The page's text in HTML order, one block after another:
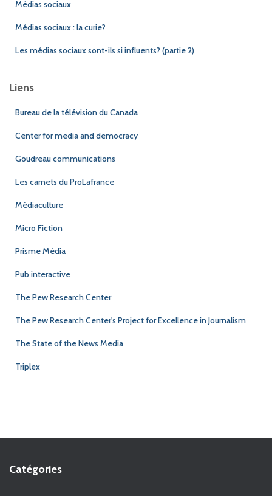
Médias sociaux
Médias sociaux : la curie?
Les médias sociaux sont-ils si influents? (partie 2)
Liens
Bureau de la télévision du Canada
Center for media and democracy
Goudreau communications
Les carnets du ProLafrance
Médiaculture
Micro Fiction
Prisme Média
Pub interactive
The Pew Research Center
The Pew Research Center's Project for Excellence in Journalism
The State of the News Media
Triplex
Catégories